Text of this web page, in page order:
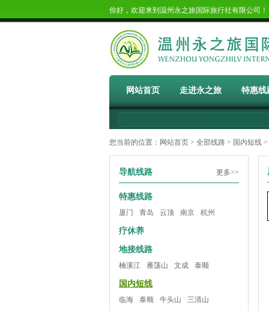
你好，欢迎来到温州永之旅国际旅行社有限公司！
网站首页 走进永之旅 特惠线
您当前的位置： 网站首页 > 全部线路 > 国内短线 >
导航线路 更多>>
特惠线路
厦门 青岛 云顶 南京 杭州
疗休养
地接线路
楠溪江 雁荡山 文成 泰顺
国内短线
临海 泰顺 牛头山 三清山